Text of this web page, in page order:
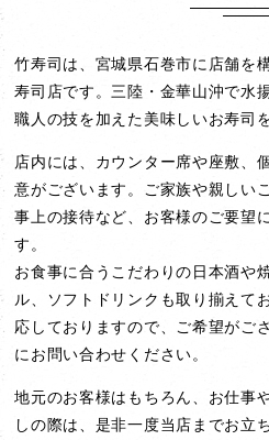
竹寿司は、宮城県石巻市に店舗を
寿司店です。三陸・金華山沖で水
職人の技を加えた美味しいお寿司
店内には、カウンター席や座敷、
意がございます。ご家族や親しい
事上の接待など、お客様のご要望
す。
お食事に合うこだわりの日本酒や
ル、ソフトドリンクも取り揃えて
応しておりますので、ご希望がご
にお問い合わせください。
地元のお客様はもちろん、お仕事
しの際は、是非一度当店までお立